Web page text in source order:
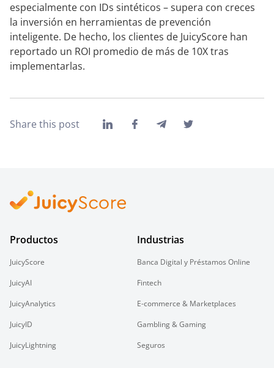
especialmente con IDs sintéticos – supera con creces
la inversión en herramientas de prevención
inteligente. De hecho, los clientes de JuicyScore han
reportado un ROI promedio de más de 10X tras
implementarlas.
Share this post
Productos
JuicyScore
JuicyAI
JuicyAnalytics
JuicyID
JuicyLightning
Industrias
Banca Digital y Préstamos Online
Fintech
E-commerce & Marketplaces
Gambling & Gaming
Seguros